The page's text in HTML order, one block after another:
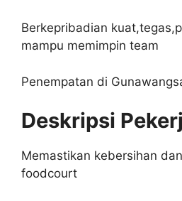
Berkepribadian
mampu memimpin team
Penempatan di
Deskripsi
Memastikan kebersihan
foodcourt